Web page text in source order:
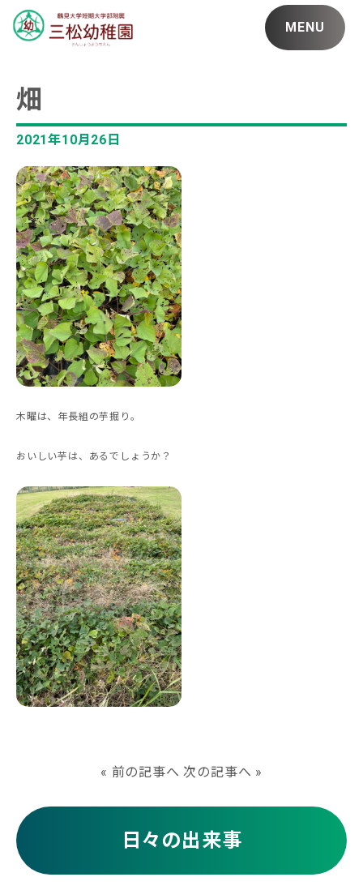
MENU
畑
2021年10月26日
木曜は、年長組の芋掘り。
おいしい芋は、あるでしょうか？
« 前の記事へ 次の記事へ »
日々の出来事